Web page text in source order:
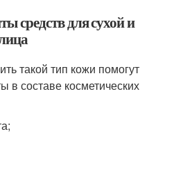
средств для сухой и
такой тип кожи помогут
в составе косметических